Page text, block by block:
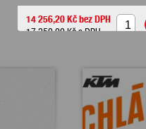
14 256,20 Kčbez DPH
17 250,00 Kčs DPH